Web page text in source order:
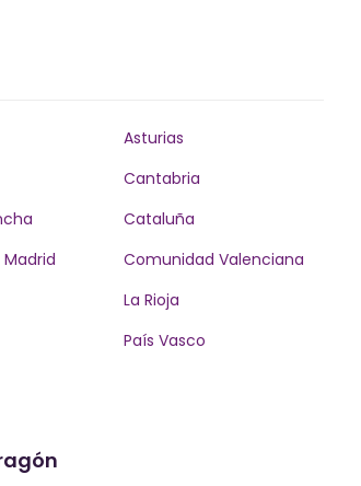
Asturias
Cantabria
Cataluña
Comunidad Valenciana
La Rioja
País Vasco